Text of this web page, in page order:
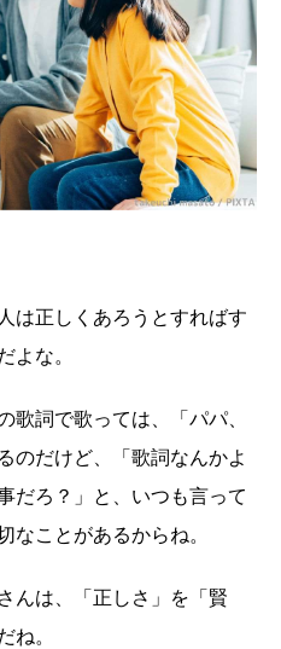
は正しくあろうとすればす
よな。
歌詞で歌っては、「パパ、
のだけど、「歌詞なんかよ
だろ？」と、いつも言って
なことがあるからね。
んは、「正しさ」を「賢
ね。